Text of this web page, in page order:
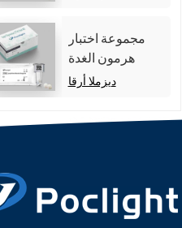
مجموعة اختبار
هرمون الغدة
الدرقية الكلي
ديزملا أرقا